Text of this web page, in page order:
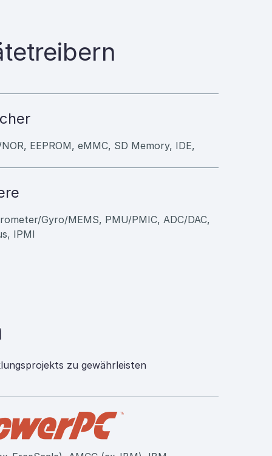
EEPROM, eMMC, SD Memory, IDE,
Gyro/MEMS, PMU/PMIC, ADC/DAC,
IPMI
zu gewährleisten